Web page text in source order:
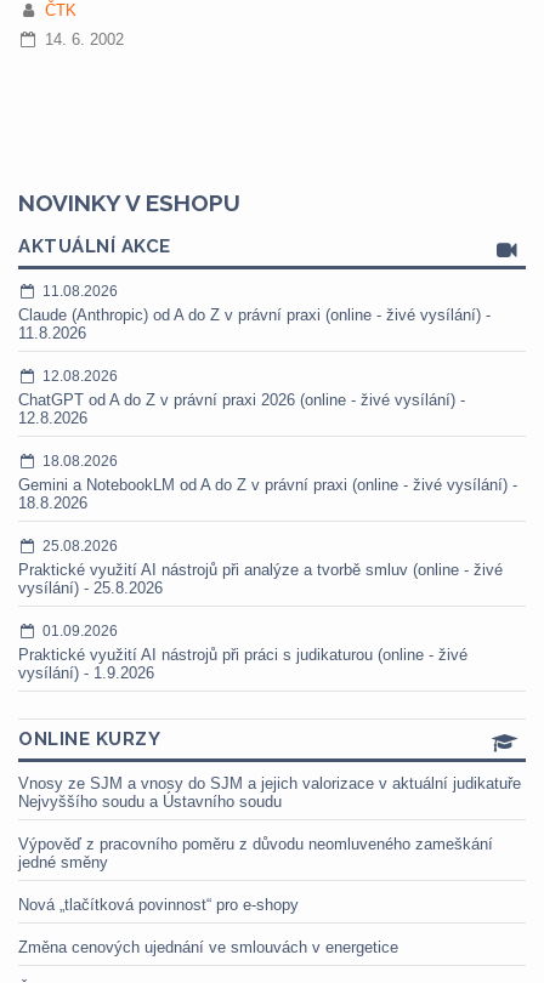
ČTK
14. 6. 2002
NOVINKY V ESHOPU
AKTUÁLNÍ AKCE
11.08.2026
Claude (Anthropic) od A do Z v právní praxi (online - živé vysílání) -
11.8.2026
12.08.2026
ChatGPT od A do Z v právní praxi 2026 (online - živé vysílání) -
12.8.2026
18.08.2026
Gemini a NotebookLM od A do Z v právní praxi (online - živé vysílání) -
18.8.2026
25.08.2026
Praktické využití AI nástrojů při analýze a tvorbě smluv (online - živé
vysílání) - 25.8.2026
01.09.2026
Praktické využití AI nástrojů při práci s judikaturou (online - živé
vysílání) - 1.9.2026
ONLINE KURZY
Vnosy ze SJM a vnosy do SJM a jejich valorizace v aktuální judikatuře
Nejvyššího soudu a Ústavního soudu
Výpověď z pracovního poměru z důvodu neomluveného zameškání
jedné směny
Nová „tlačítková povinnost“ pro e-shopy
Změna cenových ujednání ve smlouvách v energetice